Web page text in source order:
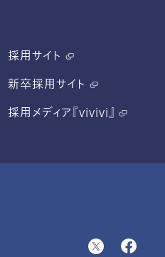
採用サイト
新卒採用サイト
採用メディア『vivivi』